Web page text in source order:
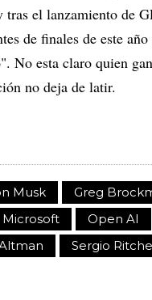
el lanzamiento de
de finales de este año
No esta claro quien
no deja de latir.
Musk
Greg
Microsoft Open AI
Sergio